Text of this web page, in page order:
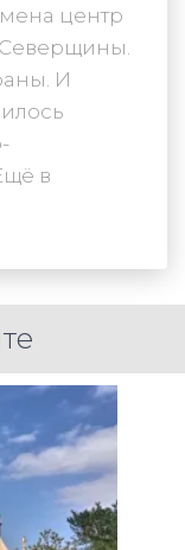
центр
Северщины.
И
в